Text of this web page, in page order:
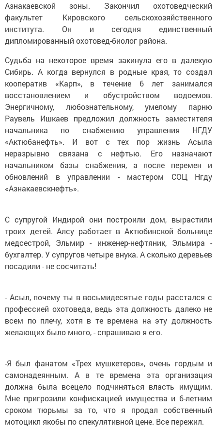
Азнакаевской зоны. Закончил охотоведческий
факультет Кировского сельскохозяйственного
института. Он и сегодня единственный
дипломированный охотовед-биолог района.
Судьба на некоторое время закинула его в далекую
Сибирь. А когда вернулся в родные края, то создал
кооператив «Карп», в течение 6 лет занимался
восстановлением и обустройством водоемов.
Энергичному, любознательному, умелому парню
Раувель Ишкаев предложил должность заместителя
начальника по снабжению управления НГДУ
«Актюбанефть». И вот с тех пор жизнь Асыла
неразрывно связана с нефтью. Его назначают
начальником базы снабжения, а после перемен и
обновлений в управлении - мастером СОЦ Нгду
«Азнакаевскнефть».
С супругой Индирой они построили дом, вырастили
троих детей. Алсу работает в Актюбинской больнице
медсестрой, Эльмир - инженер-нефтяник, Эльмира -
бухгалтер. У супругов четыре внука. А сколько деревьев
посадили - не сосчитать!
- Асыл, почему ты в восьмидесятые годы расстался с
профессией охотоведа, ведь эта должность далеко не
всем по плечу, хотя в те времена на эту должность
желающих было много, - спрашиваю я его.
-Я был фанатом «Трех мушкетеров», очень гордым и
самонадеянным. А в те времена эта организация
должна была всецело подчиняться власть имущим.
Мне пригрозили конфискацией имущества и 6-летним
сроком тюрьмы за то, что я продал собственный
мотоцикл якобы по спекулятивной цене. Все пережил.